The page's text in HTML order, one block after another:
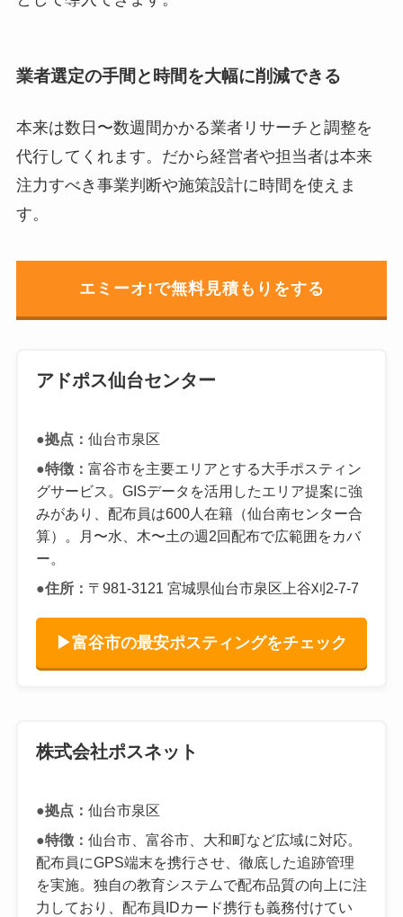
業者選定の手間と時間を大幅に削減できる
本来は数日〜数週間かかる業者リサーチと調整を
代行してくれます。だから経営者や担当者は本来
注力すべき事業判断や施策設計に時間を使えま
す。
エミーオ!で無料見積もりをする
アドポス仙台センター
●拠点： 仙台市泉区
●特徴： 富谷市を主要エリアとする大手ポスティン
グサービス。GISデータを活用したエリア提案に強
みがあり、配布員は600人在籍（仙台南センター合
算）。月〜水、木〜土の週2回配布で広範囲をカバ
ー。
●住所： 〒981-3121 宮城県仙台市泉区上谷刈2-7-7
▶富谷市の最安ポスティングをチェック
株式会社ポスネット
●拠点： 仙台市泉区
●特徴： 仙台市、富谷市、大和町など広域に対応。
配布員にGPS端末を携行させ、徹底した追跡管理
を実施。独自の教育システムで配布品質の向上に注
力しており、配布員IDカード携行も義務付けてい